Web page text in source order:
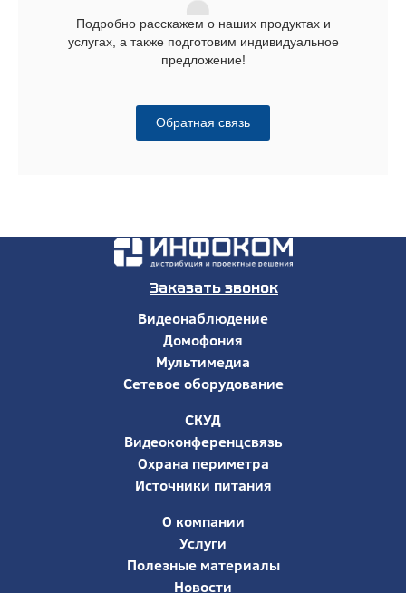
Подробно расскажем о наших продуктах и
услугах, а также подготовим индивидуальное
предложение!
Обратная связь
Заказать звонок
Видеонаблюдение
Домофония
Мультимедиа
Сетевое оборудование
СКУД
Видеоконференцсвязь
Охрана периметра
Источники питания
О компании
Услуги
Полезные материалы
Новости